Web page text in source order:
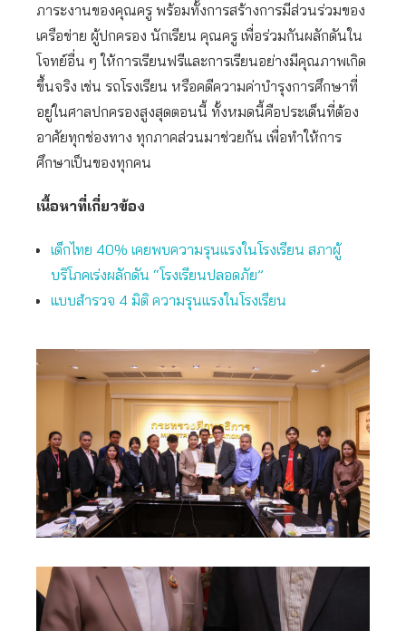
ภาระงานของคุณครู พร้อมทั้งการสร้างการมีส่วนร่วมของ
เครือข่าย ผู้ปกครอง นักเรียน คุณครู เพื่อร่วมกันผลักดันใน
โจทย์อื่น ๆ ให้การเรียนฟรีและการเรียนอย่างมีคุณภาพเกิด
ขึ้นจริง เช่น รถโรงเรียน หรือคดีความค่าบำรุงการศึกษาที่
อยู่ในศาลปกครองสูงสุดตอนนี้ ทั้งหมดนี้คือประเด็นที่ต้อง
อาศัยทุกช่องทาง ทุกภาคส่วนมาช่วยกัน เพื่อทำให้การ
ศึกษาเป็นของทุกคน
เนื้อหาที่เกี่ยวข้อง
เด็กไทย 40% เคยพบความรุนแรงในโรงเรียน สภาผู้
บริโภคเร่งผลักดัน “โรงเรียนปลอดภัย”
แบบสำรวจ 4 มิติ ความรุนแรงในโรงเรียน